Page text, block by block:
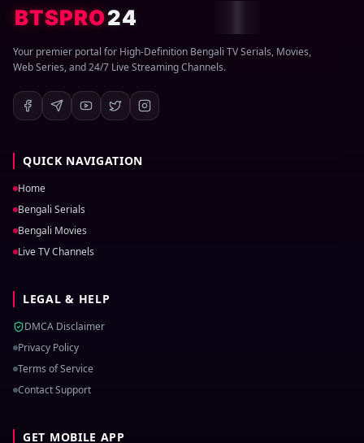
BTSPRO24
Your premier portal for High-Definition Bengali TV Serials, Movies,
Web Series, and 24/7 Live Streaming Channels.
QUICK NAVIGATION
Home
Bengali Serials
Bengali Movies
Live TV Channels
LEGAL & HELP
DMCA Disclaimer
Privacy Policy
Terms of Service
Contact Support
GET MOBILE APP